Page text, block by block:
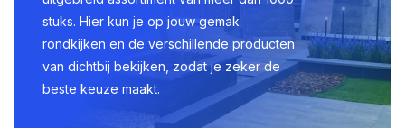
stuks. Hier kun je op jouw gemak
rondkijken en de verschillende producten
van dichtbij bekijken, zodat je zeker de
beste keuze maakt.